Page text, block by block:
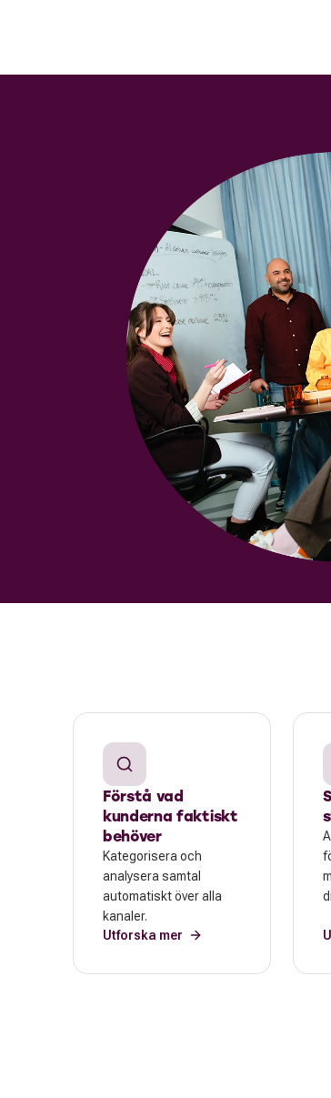
Förstå vad
kunderna faktiskt
behöver
Kategorisera och
analysera samtal
automatiskt över alla
kanaler.
Utforska mer